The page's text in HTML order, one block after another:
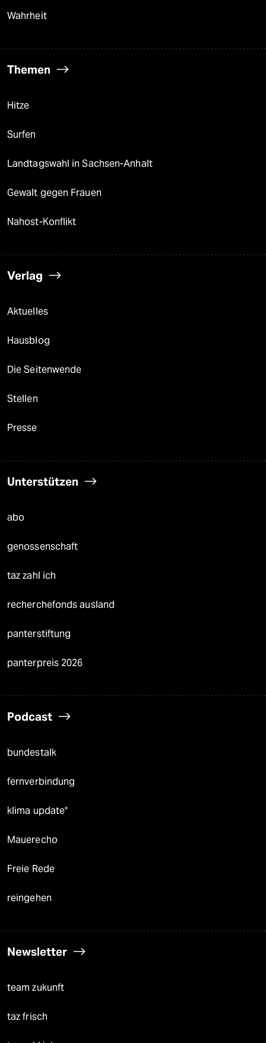
Wahrheit
Themen
Hitze
Surfen
Landtagswahl in Sachsen-Anhalt
Gewalt gegen Frauen
Nahost-Konflikt
Verlag
Aktuelles
Hausblog
Die Seitenwende
Stellen
Presse
Unterstützen
abo
genossenschaft
taz zahl ich
recherchefonds ausland
panterstiftung
panterpreis 2026
Podcast
bundestalk
fernverbindung
klima update°
Mauerecho
Freie Rede
reingehen
Newsletter
team zukunft
taz frisch